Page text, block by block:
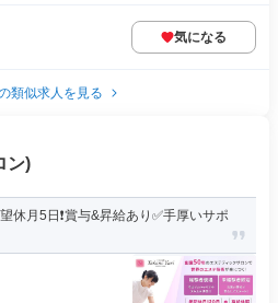
気になる
類似求人を見る
ン)
休月5日❗️賞与&昇給あり✅手厚いサポ